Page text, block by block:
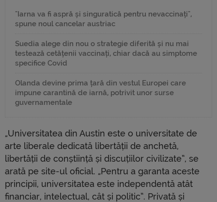
"Iarna va fi aspră și singuratică pentru nevaccinați",
spune noul cancelar austriac
Suedia alege din nou o strategie diferită și nu mai
testează cetățenii vaccinați, chiar dacă au simptome
specifice Covid
Olanda devine prima țară din vestul Europei care
impune carantină de iarnă, potrivit unor surse
guvernamentale
„Universitatea din Austin este o universitate de
arte liberale dedicată libertății de anchetă,
libertății de conștiință și discuțiilor civilizate”, se
arată pe site-ul oficial. „Pentru a garanta aceste
principii, universitatea este independentă atât
financiar, intelectual, cât și politic”. Privată și